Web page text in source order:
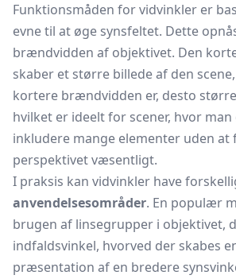
Funktionsmåden for vidvinkler er
evne til at øge synsfeltet. Dette
brændvidden af objektivet. Den
skaber et større billede af den scene,
kortere brændvidden er, desto
hvilket er ideelt for scener, hvor
inkludere mange elementer uden
perspektivet væsentligt.
I praksis kan vidvinkler have
anvendelsesområder. En populær
brugen af linsegrupper i objektivet,
indfaldsvinkel, hvorved der skabes
præsentation af en bredere